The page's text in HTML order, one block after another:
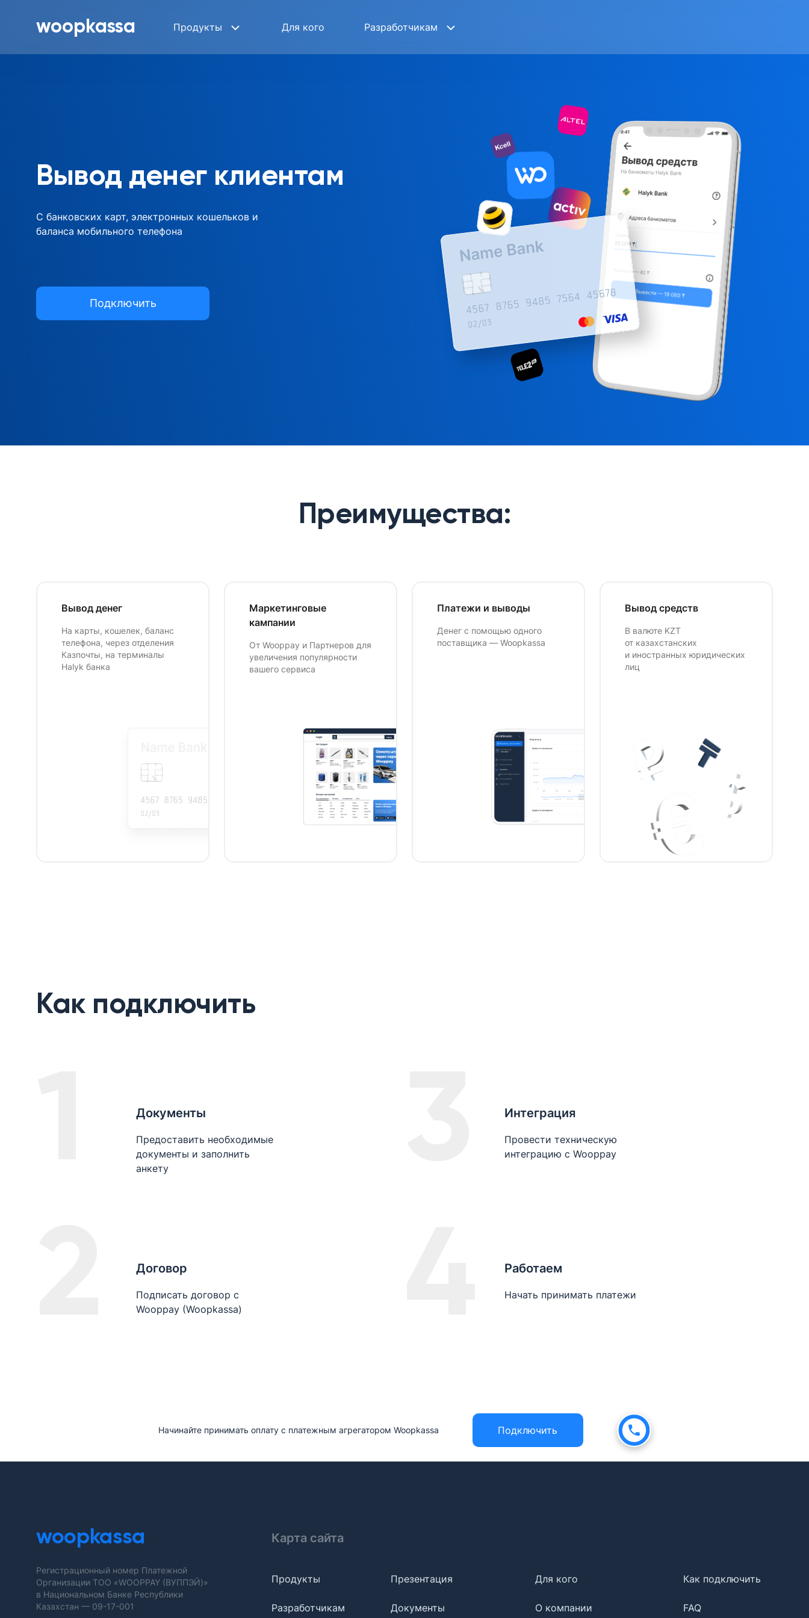
woopkassa Продукты Для кого Разработчикам
Вывод денег клиентам
С банковских карт, электронных кошельков и
баланса мобильного телефона
Подключить
Преимущества:
Вывод денег
На карты, кошелек, баланс
телефона, через отделения
Казпочты, на терминалы
Halyk банка
Маркетинговые
кампании
От Wooppay и Партнеров для
увеличения популярности
вашего сервиса
Платежи и выводы
Денег с помощью одного
поставщика — Woopkassa
Вывод средств
В валюте KZT
от казахстанских
и иностранных юридических
лиц
Как подключить
Документы
Предоставить необходимые
документы и заполнить
анкету
Договор
Подписать договор с
Wooppay (Woopkassa)
Интеграция
Провести техническую
интеграцию с Wooppay
Работаем
Начать принимать платежи
Начинайте принимать оплату с платежным агрегатором Woopkassa Подключить
woopkassa
Регистрационный номер Платежной
Организации ТОО «WOOPPAY (ВУППЭЙ)»
в Национальном Банке Республики
Казахстан — 09-17-001
Карта сайта
Продукты Презентация Для кого Как подключить
Разработчикам Документы О компании FAQ